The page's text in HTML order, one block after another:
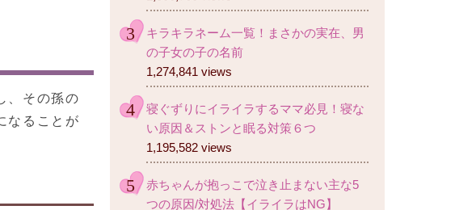
、その孫の
なることが
キラキラネーム一覧！まさかの実在、男
の子女の子の名前
1,274,841 views
寝ぐずりにイライラするママ必見！寝な
い原因＆ストンと眠る対策６つ
1,195,582 views
赤ちゃんが抱っこで泣き止まない主な5
つの原因/対処法【イライラはNG】